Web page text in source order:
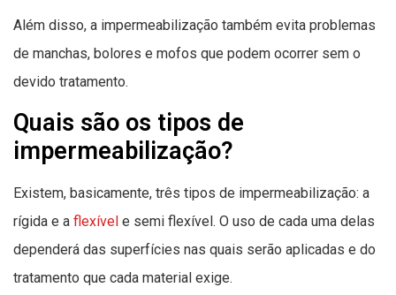
Além disso, a impermeabilização também evita problemas
de manchas, bolores e mofos que podem ocorrer sem o
devido tratamento.
Quais são os tipos de
impermeabilização?
Existem, basicamente, três tipos de impermeabilização: a
rígida e a flexível e semi flexível. O uso de cada uma delas
dependerá das superfícies nas quais serão aplicadas e do
tratamento que cada material exige.